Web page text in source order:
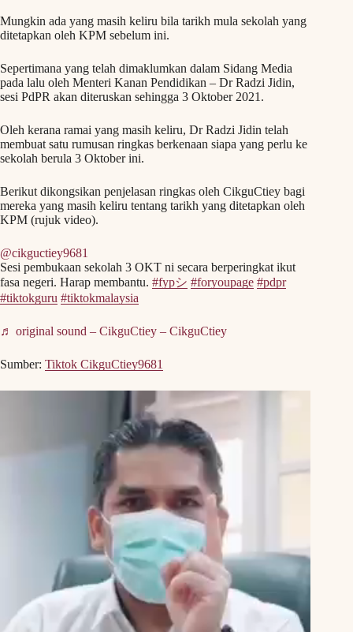
Mungkin ada yang masih keliru bila tarikh mula sekolah yang
ditetapkan oleh KPM sebelum ini.
Sepertimana yang telah dimaklumkan dalam Sidang Media
pada lalu oleh Menteri Kanan Pendidikan – Dr Radzi Jidin,
sesi PdPR akan diteruskan sehingga 3 Oktober 2021.
Oleh kerana ramai yang masih keliru, Dr Radzi Jidin telah
membuat satu rumusan ringkas berkenaan siapa yang perlu ke
sekolah berula 3 Oktober ini.
Berikut dikongsikan penjelasan ringkas oleh CikguCtiey bagi
mereka yang masih keliru tentang tarikh yang ditetapkan oleh
KPM (rujuk video).
@cikguctiey9681
Sesi pembukaan sekolah 3 OKT ni secara berperingkat ikut
fasa negeri. Harap membantu. #fypシ #foryoupage #pdpr
#tiktokguru #tiktokmalaysia
♬ original sound – CikguCtiey – CikguCtiey
Sumber: Tiktok CikguCtiey9681